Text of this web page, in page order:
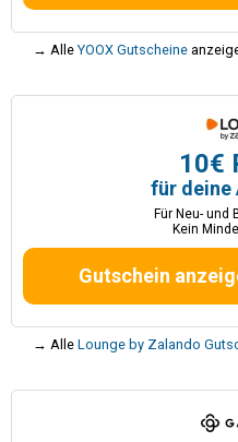
→ Alle YOOX Gutscheine
10€
für deine
Für Neu- und
Kein
Gutschein
→ Alle Lounge by Zalando